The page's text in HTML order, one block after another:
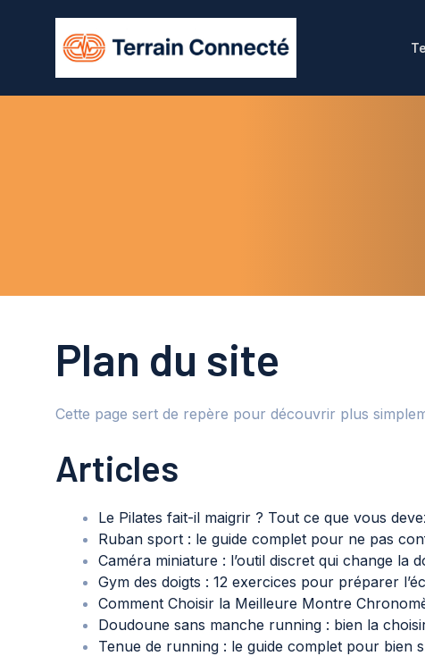
Plan du site
Cette page sert de repère pour découvrir plus
Articles
Le Pilates fait-il maigrir ? Tout ce que vous
Ruban sport : le guide complet pour ne pas
Caméra miniature : l’outil discret qui change la
Gym des doigts : 12 exercices pour préparer
Comment Choisir la Meilleure Montre
Doudoune sans manche running : bien la
Tenue de running : le guide complet pour bien